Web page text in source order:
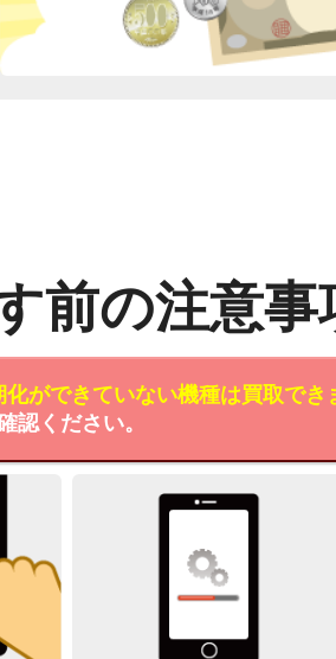
前の注意事
ができていない機種は買取でき
認ください。